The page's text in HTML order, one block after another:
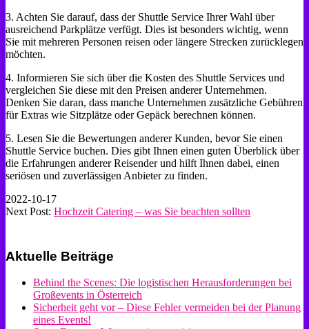
3. Achten Sie darauf, dass der Shuttle Service Ihrer Wahl über
ausreichend Parkplätze verfügt. Dies ist besonders wichtig, wenn
Sie mit mehreren Personen reisen oder längere Strecken zurücklegen
möchten.
4. Informieren Sie sich über die Kosten des Shuttle Services und
vergleichen Sie diese mit den Preisen anderer Unternehmen.
Denken Sie daran, dass manche Unternehmen zusätzliche Gebühren
für Extras wie Sitzplätze oder Gepäck berechnen können.
5. Lesen Sie die Bewertungen anderer Kunden, bevor Sie einen
Shuttle Service buchen. Dies gibt Ihnen einen guten Überblick über
die Erfahrungen anderer Reisender und hilft Ihnen dabei, einen
seriösen und zuverlässigen Anbieter zu finden.
2022-10-17
Next Post: Hochzeit Catering – was Sie beachten sollten
Aktuelle Beiträge
Behind the Scenes: Die logistischen Herausforderungen bei
Großevents in Österreich
Sicherheit geht vor – Diese Fehler vermeiden bei der Planung
eines Events!